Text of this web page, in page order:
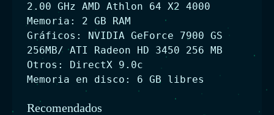
2.00 GHz AMD Athlon 64 X2 4000
Memoria: 2 GB RAM
Gráficos: NVIDIA GeForce 7900 GS
256MB/ ATI Radeon HD 3450 256 MB
Otros: DirectX 9.0c
Memoria en disco: 6 GB libres
Recomendados